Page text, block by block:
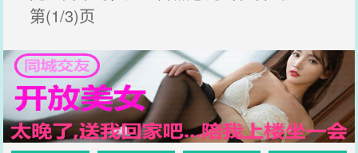
第(1/3)页